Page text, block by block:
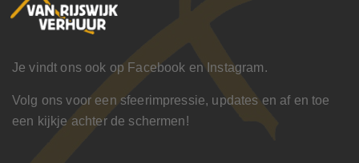
Je vindt ons ook op Facebook en Instagram.
Volg ons voor een sfeerimpressie, updates en af en toe
een kijkje achter de schermen!